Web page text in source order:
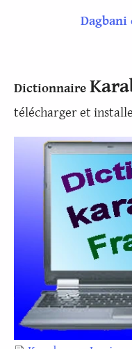
Dictionnaire
télécharger et